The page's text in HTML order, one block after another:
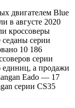
двигателем Blue
в августе 2020
кроссоверы
серии
10 186
серии
единиц, а продажи
Eado — 17
серии CS35